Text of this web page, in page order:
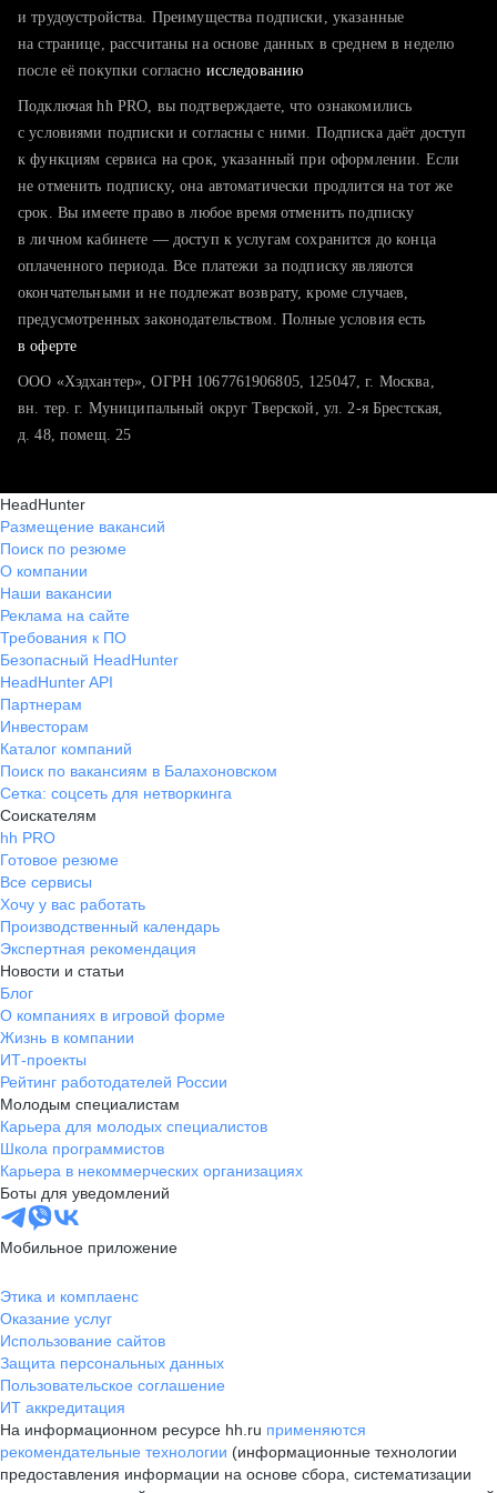
тратите много времени на поиск и вручную поднимаете
хотите сравнить себя с конкурентами и оценить шансы
и трудоустройства. Преимущества подписки, указанные
на странице, рассчитаны на основе данных в среднем в неделю
после её покупки согласно исследованию
Подключая hh PRO, вы подтверждаете, что ознакомились
с условиями подписки и согласны с ними. Подписка даёт доступ
к функциям сервиса на срок, указанный при оформлении. Если
не отменить подписку, она автоматически продлится на тот же
срок. Вы имеете право в любое время отменить подписку
в личном кабинете — доступ к услугам сохранится до конца
оплаченного периода. Все платежи за подписку являются
окончательными и не подлежат возврату, кроме случаев,
предусмотренных законодательством. Полные условия есть
в оферте
ООО «Хэдхантер», ОГРН 1067761906805, 125047, г. Москва,
вн. тер. г. Муниципальный округ Тверской, ул. 2-я Брестская,
д. 48, помещ. 25
HeadHunter
Размещение вакансий
Поиск по резюме
О компании
Наши вакансии
Реклама на сайте
Требования к ПО
Безопасный HeadHunter
HeadHunter API
Партнерам
Инвесторам
Каталог компаний
Поиск по вакансиям в Балахоновском
Сетка: соцсеть для нетворкинга
Соискателям
hh PRO
Готовое резюме
Все сервисы
Хочу у вас работать
Производственный календарь
Экспертная рекомендация
Новости и статьи
Блог
О компаниях в игровой форме
Жизнь в компании
ИТ-проекты
Рейтинг работодателей России
Молодым специалистам
Карьера для молодых специалистов
Школа программистов
Карьера в некоммерческих организациях
Боты для уведомлений
Мобильное приложение
Этика и комплаенс
Оказание услуг
Использование сайтов
Защита персональных данных
Пользовательское соглашение
ИТ аккредитация
На информационном ресурсе hh.ru применяются
рекомендательные технологии (информационные технологии
предоставления информации на основе сбора, систематизации